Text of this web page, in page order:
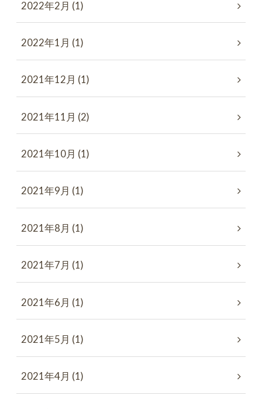
2022年2月 (1)
2022年1月 (1)
2021年12月 (1)
2021年11月 (2)
2021年10月 (1)
2021年9月 (1)
2021年8月 (1)
2021年7月 (1)
2021年6月 (1)
2021年5月 (1)
2021年4月 (1)